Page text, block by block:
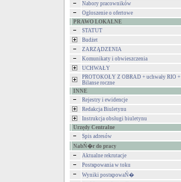
Nabory pracowników
Ogłoszenie o ofertowe
PRAWO LOKALNE
STATUT
Budżet
ZARZĄDZENIA
Komunikaty i obwieszczenia
UCHWAŁY
PROTOKOŁY Z OBRAD + uchwały RIO +
Bilanse roczne
INNE
Rejestry i ewidencje
Redakcja Biuletynu
Instrukcja obsługi biuletynu
Urzędy Centralne
Spis adresów
NabŃ�r do pracy
Aktualne rekrutacje
Postкpowania w toku
Wyniki postкpowaŃ�